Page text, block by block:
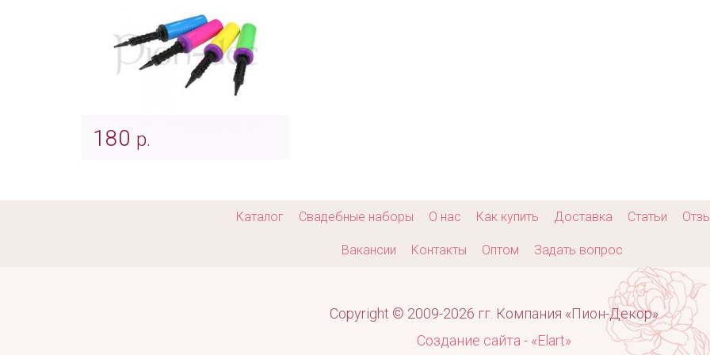
180 р.
Каталог Свадебные наборы О нас Как купить Доставка Статьи
Вакансии Контакты Оптом Задать вопрос
Copyright © 2009-2026 гг. Компания «Пион-Декор»
Создание сайта - «Elart»